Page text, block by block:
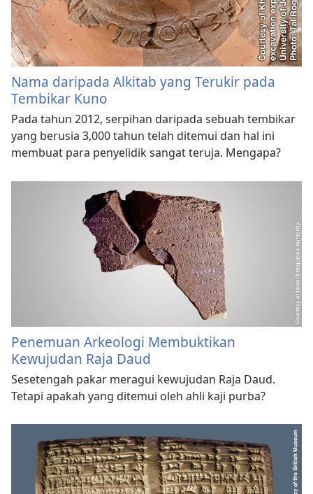
Nama daripada Alkitab yang Terukir pada
Tembikar Kuno
Pada tahun 2012, serpihan daripada sebuah tembikar
yang berusia 3,000 tahun telah ditemui dan hal ini
membuat para penyelidik sangat teruja. Mengapa?
Penemuan Arkeologi Membuktikan
Kewujudan Raja Daud
Sesetengah pakar meragui kewujudan Raja Daud.
Tetapi apakah yang ditemui oleh ahli kaji purba?